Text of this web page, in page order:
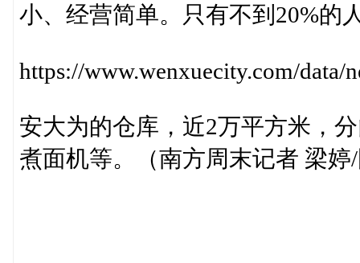
小、经营简单。只有不到20%的
https://www.wenxuecity.com/data/
安大为的仓库，近2万平方米，
煮面机等。（南方周末记者 梁婷